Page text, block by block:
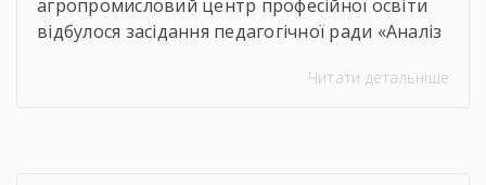
агропромисловий центр професійної освіти
відбулося засідання педагогічної ради «Аналіз
рік». Метою проведення засідання було
Читати детальніше